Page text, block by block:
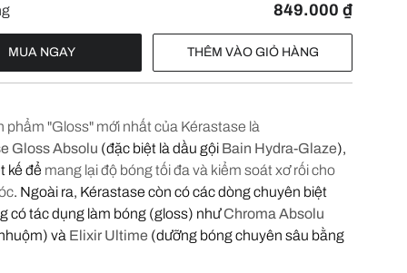
849.000 ₫
MUA NGAY THÊM VÀO GIỎ HÀNG
phẩm "Gloss" mới nhất của Kérastase là
Gloss Absolu (đặc biệt là dầu gội Bain Hydra-Glaze),
kế để mang lại độ bóng tối đa và kiểm soát xơ rối cho
. Ngoài ra, Kérastase còn có các dòng chuyên biệt
có tác dụng làm bóng (gloss) nhưChroma Absolu
và Elixir Ultime (dưỡng bóng chuyên sâu bằng